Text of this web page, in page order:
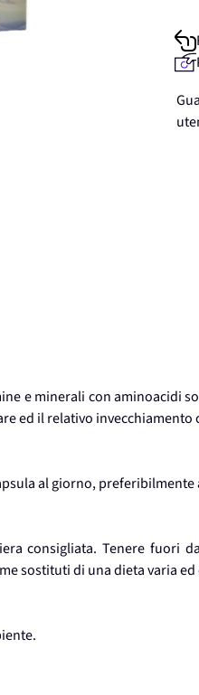
e minerali con aminoacidi
ed il relativo
al giorno,
consigliata. Tenere fuori
sostituti di una dieta varia